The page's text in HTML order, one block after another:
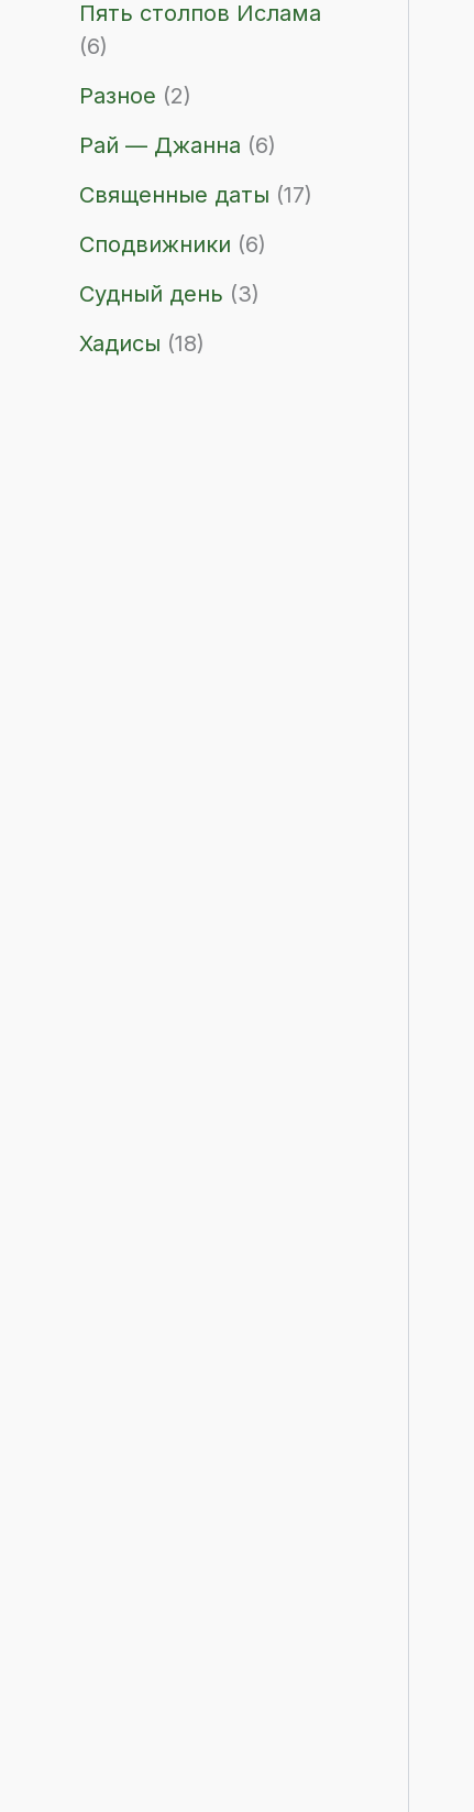
Пять столпов Ислама
(6)
Разное (2)
Рай — Джанна (6)
Священные даты (17)
Сподвижники (6)
Судный день (3)
Хадисы (18)